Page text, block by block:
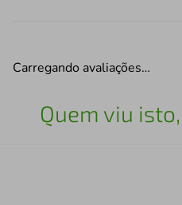
Carregando avaliações…
Quem viu